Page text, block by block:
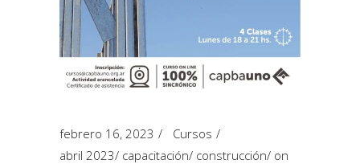
febrero 16, 2023
Cursos
abril 2023/ capacitación/ construcción/ on